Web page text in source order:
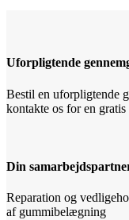
Uforpligtende
Bestil en uforpligtende
kontakte os for en
Din
Reparation og
af gummibelægning